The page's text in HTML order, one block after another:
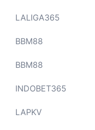
LALIGA365
BBM88
BBM88
INDOBET365
LAPKV